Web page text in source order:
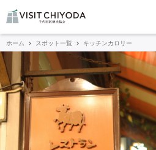
ホーム スポット一覧 キッチンカロリー